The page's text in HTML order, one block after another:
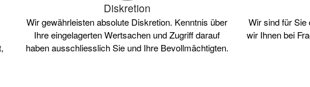
Diskretion
Wir gewährleisten absolute Diskretion. Kenntnis über
Ihre eingelagerten Wertsachen und Zugriff darauf
haben ausschliesslich Sie und Ihre Bevollmächtigten.
Wir sind für
wir Ihnen bei